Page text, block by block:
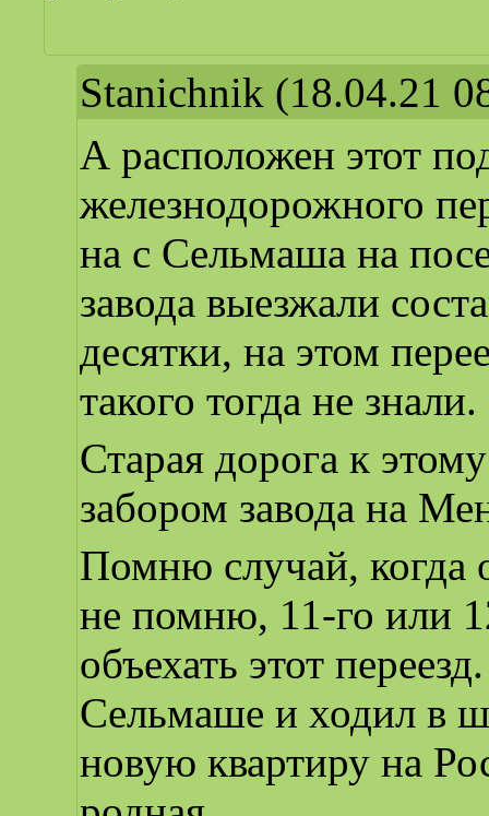
Stanichnik (18.04.21
А расположен этот
железнодорожного
на с Сельмаша на
завода выезжали
десятки, на этом
такого тогда не знали.
Старая дорога к
забором завода на
Помню случай, когда
не помню, 11-го или
объехать этот
Сельмаше и ходил в
новую квартиру на